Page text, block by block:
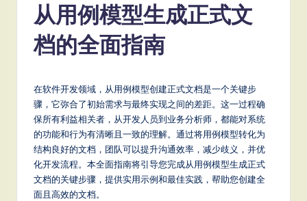
S
m
p
fi
从用例模型生成正式文
档的全面指南
在软件开发领域，从用例模型创建正式文档是一个关键步
骤，它弥合了初始需求与最终实现之间的差距。这一过程确
保所有利益相关者，从开发人员到业务分析师，都能对系统
的功能和行为有清晰且一致的理解。通过将用例模型转化为
结构良好的文档，团队可以提升沟通效率，减少歧义，并优
化开发流程。本全面指南将引导您完成从用例模型生成正式
文档的关键步骤，提供实用示例和最佳实践，帮助您创建全
面且高效的文档。